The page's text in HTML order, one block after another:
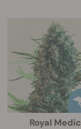
Royal Medic